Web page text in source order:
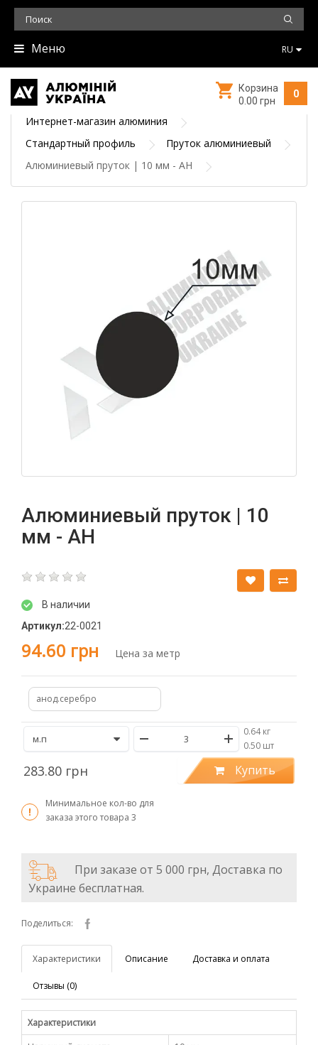
Меню RU
0
Корзина
0.00 грн
Интернет-магазин алюминия
Стандартный профиль
Пруток алюминиевый
Алюминиевый пруток | 10 мм - АН
Алюминиевый пруток | 10
мм - АН
В наличии
Артикул:22-0021
94.60 грн Цена за метр
анод.серебро
0.64 кг
/0.50 шт
283.80 грн Купить
Минимальное кол-во для
заказа этого товара 3
При заказе от 5 000 грн, Доставка по
Украине бесплатная.
Поделиться:
Характеристики Описание Доставка и оплата
Отзывы (0)
Характеристики